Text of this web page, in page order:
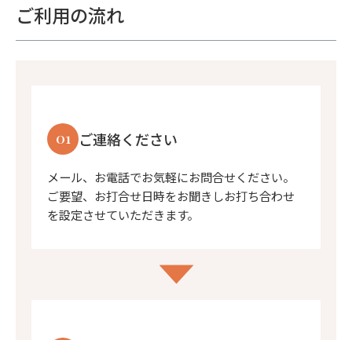
ご利用の流れ
01 ご連絡ください
メール、お電話でお気軽にお問合せください。
ご要望、お打合せ日時をお聞きしお打ち合わせ
を設定させていただきます。